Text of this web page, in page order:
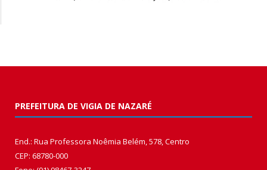
PREFEITURA DE VIGIA DE NAZARÉ
End.: Rua Professora Noêmia Belém, 578, Centro
CEP: 68780-000